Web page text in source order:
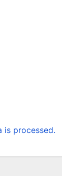
is processed.